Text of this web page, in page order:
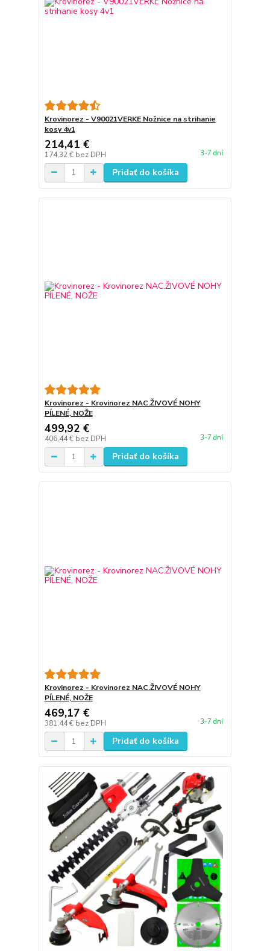
Krovinorez - V90021VERKE Nožnice na strihanie
kosy 4v1
214,41 €
174,32 € bez DPH 3-7 dní
Pridať do košíka
Krovinorez - Krovinorez NAC.ŽIVOVÉ NOHY
PÍLENÉ, NOŽE
499,92 €
406,44 € bez DPH 3-7 dní
Pridať do košíka
Krovinorez - Krovinorez NAC.ŽIVOVÉ NOHY
PÍLENÉ, NOŽE
469,17 €
381,44 € bez DPH 3-7 dní
Pridať do košíka